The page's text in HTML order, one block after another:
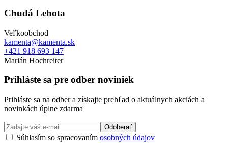
Chudá Lehota
Veľkoobchod
kamenta@kamenta.sk
+421 918 693 147
Marián Hochreiter
Prihláste sa pre odber noviniek
Prihláste sa na odber a získajte prehľad o aktuálnych akciách a
novinkách úplne zdarma
Odoberať
Súhlasím so spracovaním osobných údajov